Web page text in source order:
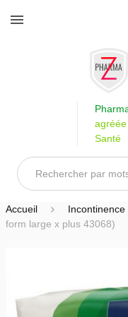
Santé
Accueil Incontinence
form large x plus 43068)